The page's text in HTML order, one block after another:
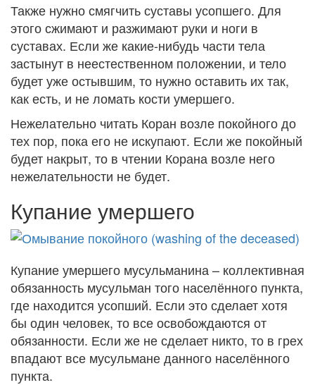
Также нужно смягчить суставы усопшего. Для
этого сжимают и разжимают руки и ноги в
суставах. Если же какие-нибудь части тела
застынут в неестественном положении, и тело
будет уже остывшим, то нужно оставить их так,
как есть, и не ломать кости умершего.
Нежелательно читать Коран возле покойного до
тех пор, пока его не искупают. Если же покойный
будет накрыт, то в чтении Корана возле него
нежелательности не будет.
Купание умершего
Купание умершего мусульманина – коллективная
обязанность мусульман того населённого пункта,
где находится усопший. Если это сделает хотя
бы один человек, то все освобождаются от
обязанности. Если же не сделает никто, то в грех
впадают все мусульмане данного населённого
пункта.